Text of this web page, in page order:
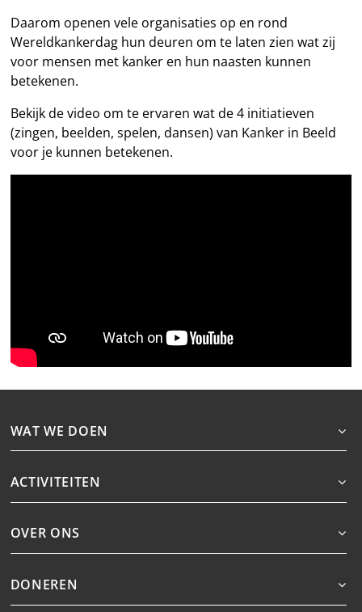
Daarom openen vele organisaties op en rond
Wereldkankerdag hun deuren om te laten zien wat zij
voor mensen met kanker en hun naasten kunnen
betekenen.
Bekijk de video om te ervaren wat de 4 initiatieven
(zingen, beelden, spelen, dansen) van Kanker in Beeld
voor je kunnen betekenen.
WAT WE DOEN
ACTIVITEITEN
OVER ONS
DONEREN